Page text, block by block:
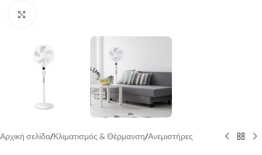
Αρχική σελίδα/Κλιματισμός & Θέρμανση/Ανεμιστήρες